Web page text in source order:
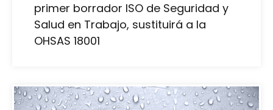
primer borrador ISO de Seguridad y
Salud en Trabajo, sustituirá a la
OHSAS 18001